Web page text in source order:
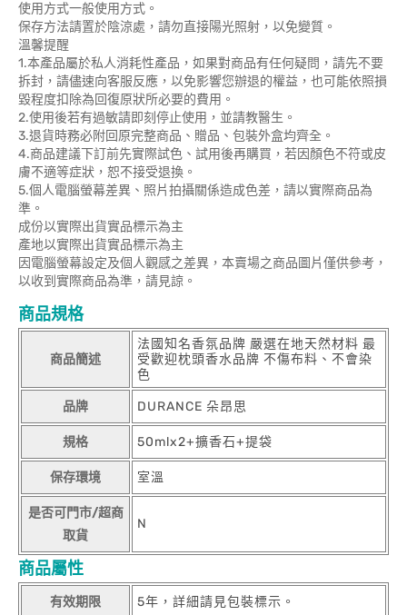
使用方式一般使用方式。
保存方法請置於陰涼處，請勿直接陽光照射，以免變質。
溫馨提醒
1.本產品屬於私人消耗性產品，如果對商品有任何疑問，請先不要
拆封，請儘速向客服反應，以免影響您辦退的權益，也可能依照損
毀程度扣除為回復原狀所必要的費用。
2.使用後若有過敏請即刻停止使用，並請教醫生。
3.退貨時務必附回原完整商品、贈品、包裝外盒均齊全。
4.商品建議下訂前先實際試色、試用後再購買，若因顏色不符或皮
膚不適等症狀，恕不接受退換。
5.個人電腦螢幕差異、照片拍攝關係造成色差，請以實際商品為
準。
成份以實際出貨實品標示為主
產地以實際出貨實品標示為主
因電腦螢幕設定及個人觀感之差異，本賣場之商品圖片僅供參考，
以收到實際商品為準，請見諒。
商品規格
商品簡述
法國知名香氛品牌 嚴選在地天然材料 最
受歡迎枕頭香水品牌 不傷布料、不會染
色
品牌 DURANCE 朵昂思
規格 50mlx2+擴香石+提袋
保存環境 室溫
是否可門市/超商
取貨
N
商品屬性
有效期限 5年，詳細請見包裝標示。